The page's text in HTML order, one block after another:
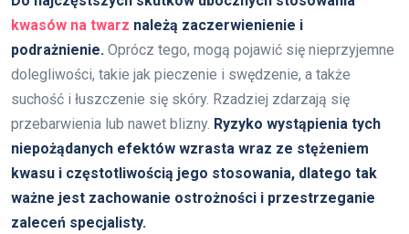
kwasów na twarz należą zaczerwienienie i
podrażnienie. Oprócz tego, mogą pojawić się nieprzyjemne
dolegliwości, takie jak pieczenie i swędzenie, a także
suchość i łuszczenie się skóry. Rzadziej zdarzają się
przebarwienia lub nawet blizny. Ryzyko wystąpienia tych
niepożądanych efektów wzrasta wraz ze stężeniem
kwasu i częstotliwością jego stosowania, dlatego tak
ważne jest zachowanie ostrożności i przestrzeganie
zaleceń specjalisty.